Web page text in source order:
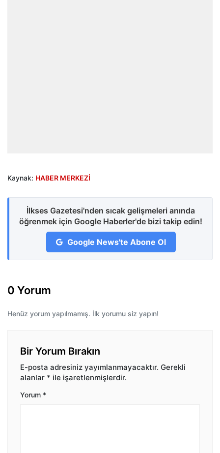
Kaynak: HABER MERKEZİ
İlkses Gazetesi'nden sıcak gelişmeleri anında
öğrenmek için Google Haberler'de bizi takip edin!
Google News'te Abone Ol
0 Yorum
Henüz yorum yapılmamış. İlk yorumu siz yapın!
Bir Yorum Bırakın
E-posta adresiniz yayımlanmayacaktır. Gerekli
alanlar * ile işaretlenmişlerdir.
Yorum *